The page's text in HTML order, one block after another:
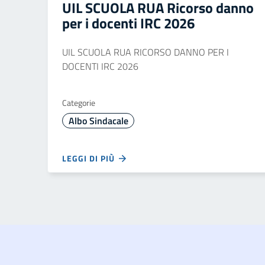
UIL SCUOLA RUA Ricorso danno
per i docenti IRC 2026
UIL SCUOLA RUA RICORSO DANNO PER I
DOCENTI IRC 2026
Categorie
Albo Sindacale
LEGGI DI PIÙ